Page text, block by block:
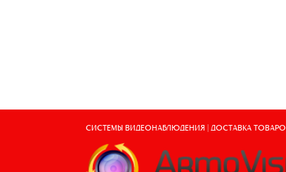
СИСТЕМЫ ВИДЕОНАБЛЮДЕНИЯ | ДОСТАВКА